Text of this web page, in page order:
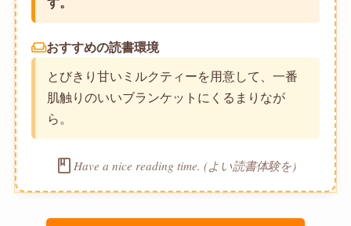
weekendおすすめの読書環境
とびきり甘いミルクティーを用意して、一番
肌触りのいいブランケットにくるまりなが
ら。
book Have a nice reading time. (よい読書体験を)